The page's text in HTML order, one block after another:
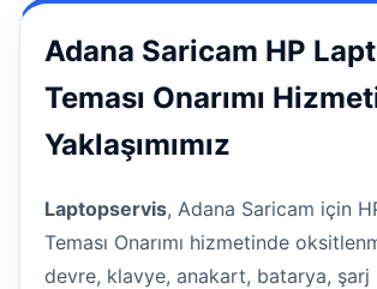
Adana Saricam HP
Teması Onarımı
Yaklaşımımız
Laptopservis, Adana Saricam için
Teması Onarımı hizmetinde
devre, klavye, anakart, batarya, şarj